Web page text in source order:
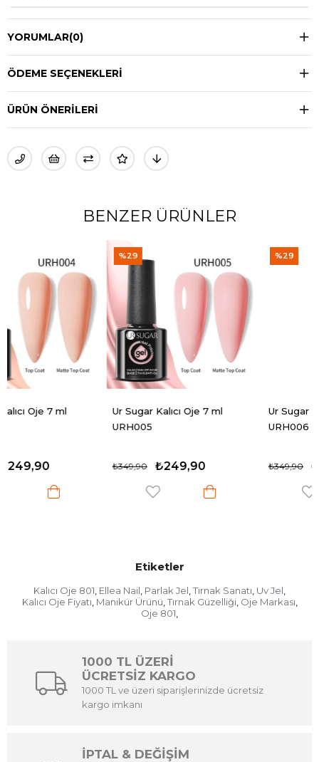
YORUMLAR(0)
ÖDEME SEÇENEKLERI
ÜRÜN ÖNERILERI
BENZER ÜRÜNLER
Ur Sugar Kalıcı Oje 7 ml
₺249,90
₺349,90
Ur Sugar Kalıcı Oje 7 ml
₺249,90
₺349,90
Etiketler
Kalıcı Oje 801, Ellea Nail, Parlak Jel, Tırnak Sanatı, Uv Jel,
Kalıcı Oje Fiyatı, Manikür Ürünü, Tırnak Güzelliği, Oje Markası,
Oje 801,
1000 TL ÜZERİ
ÜCRETSİZ KARGO
1000 TL ve üzeri siparişlerinizde ücretsiz
kargo imkanı
İPTAL & DEĞİŞİM